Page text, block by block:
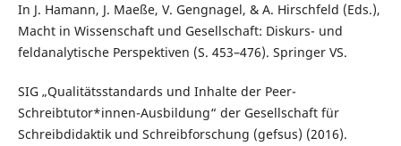
In J. Hamann, J. Maeße, V. Gengnagel, & A. Hirschfeld (Eds.),
Macht in Wissenschaft und Gesellschaft: Diskurs- und
feldanalytische Perspektiven (S. 453–476). Springer VS.
SIG „Qualitätsstandards und Inhalte der Peer-
Schreibtutor*innen-Ausbildung“ der Gesellschaft für
Schreibdidaktik und Schreibforschung (gefsus) (2016).